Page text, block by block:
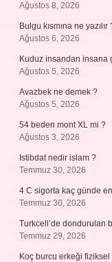
Ağustos 8, 2026
Bulgu kısmına ne yazılır
Ağustos 6, 2026
Kuduz insandan insana
Ağustos 5, 2026
Avazbek ne demek ?
Ağustos 5, 2026
54 beden mont XL mi ?
Ağustos 3, 2026
Istibdat nedir islam ?
Temmuz 30, 2026
4 C sigorta kaç günde
Temmuz 30, 2026
Turkcell’de dondurulan
Temmuz 29, 2026
Koç burcu erkeği fiziksel